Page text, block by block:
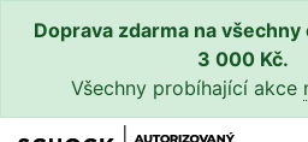
Doprava zdarma na
3 000 Kč.
Všechny probíhající akce